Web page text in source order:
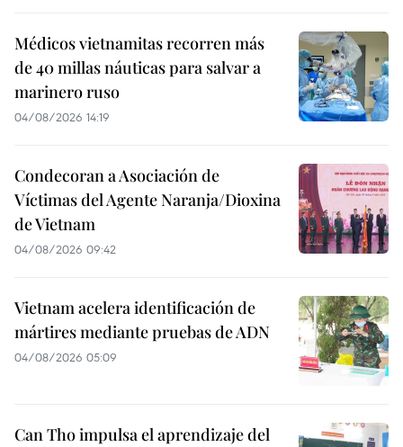
Médicos vietnamitas recorren más
de 40 millas náuticas para salvar a
marinero ruso
04/08/2026 14:19
Condecoran a Asociación de
Víctimas del Agente Naranja/Dioxina
de Vietnam
04/08/2026 09:42
Vietnam acelera identificación de
mártires mediante pruebas de ADN
04/08/2026 05:09
Can Tho impulsa el aprendizaje del